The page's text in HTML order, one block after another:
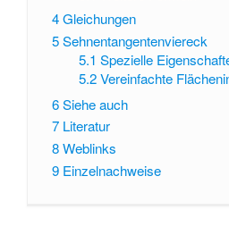
4Gleichungen
5Sehnentangentenviereck
5.1 Spezielle
5.2 Vereinfachte
6Siehe auch
7 Literatur
8Weblinks
9 Einzelnachweise